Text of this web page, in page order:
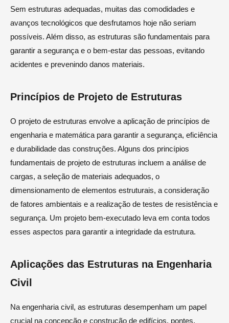
Sem estruturas adequadas, muitas das comodidades e
avanços tecnológicos que desfrutamos hoje não seriam
possíveis. Além disso, as estruturas são fundamentais para
garantir a segurança e o bem-estar das pessoas, evitando
acidentes e prevenindo danos materiais.
Princípios de Projeto de Estruturas
O projeto de estruturas envolve a aplicação de princípios de
engenharia e matemática para garantir a segurança, eficiência
e durabilidade das construções. Alguns dos princípios
fundamentais de projeto de estruturas incluem a análise de
cargas, a seleção de materiais adequados, o
dimensionamento de elementos estruturais, a consideração
de fatores ambientais e a realização de testes de resistência e
segurança. Um projeto bem-executado leva em conta todos
esses aspectos para garantir a integridade da estrutura.
Aplicações das Estruturas na Engenharia
Civil
Na engenharia civil, as estruturas desempenham um papel
crucial na concepção e construção de edifícios, pontes,